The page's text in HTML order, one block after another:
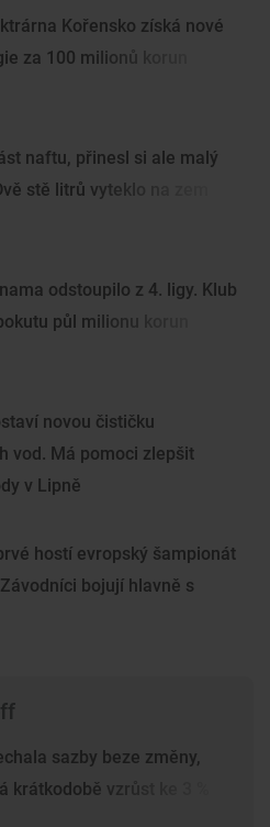
Kořensko získá nové
za 100 milionů korun
naftu, přinesl si ale malý
stě litrů vyteklo na zem
odstoupilo z 4. ligy. Klub
půl milionu korun
novou čističku
vod. Má pomoci zlepšit
v Lipně
hostí evropský šampionát
bojují hlavně s
sazby beze změny,
krátkodobě vzrůst ke 3 %